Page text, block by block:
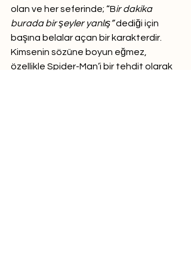
olan ve her seferinde; “Bir dakika
burada bir şeyler yanlış” dediği için
başına belalar açan bir karakterdir.
Kimsenin sözüne boyun eğmez,
özellikle Spider-Man’i bir tehdit olarak